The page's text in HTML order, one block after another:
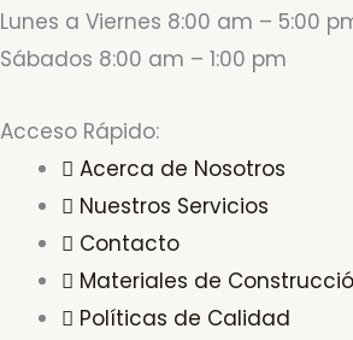
Lunes a Viernes 8:00 am – 5:00
Sábados 8:00 am – 1:00 pm
Acceso Rápido:
Acerca de Nosotros
Nuestros Servicios
Contacto
Materiales de
Políticas de Calidad